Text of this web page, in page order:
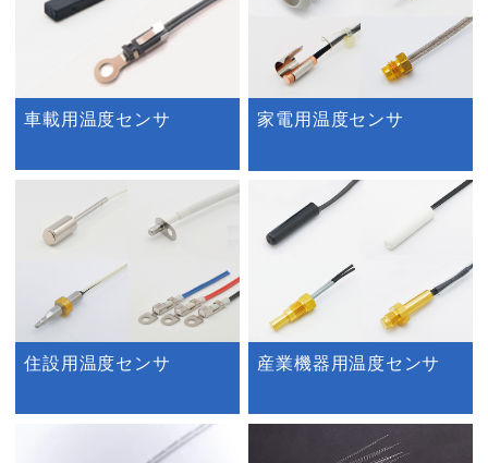
車載用温度センサ 家電用温度センサ
住設用温度センサ 産業機器用温度センサ